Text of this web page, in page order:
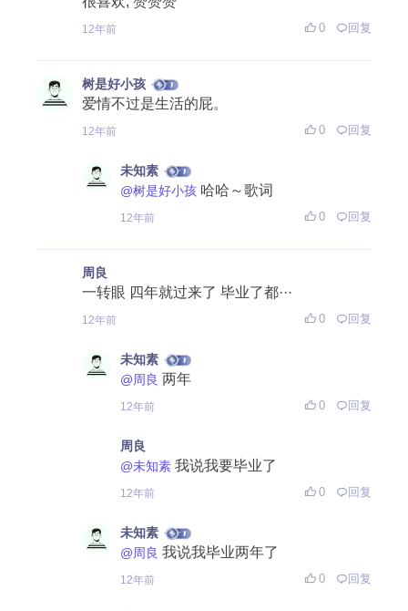
12年前 0 回复
树是好小孩
爱情不过是生活的屁。
12年前 0 回复
未知素
@树是好小孩 哈哈～歌词
12年前 0 回复
周良
一转眼 四年就过来了 毕业了都···
12年前 0 回复
未知素
@周良 两年
12年前 0 回复
周良
@未知素 我说我要毕业了
12年前 0 回复
未知素
@周良 我说我毕业两年了
12年前 0 回复